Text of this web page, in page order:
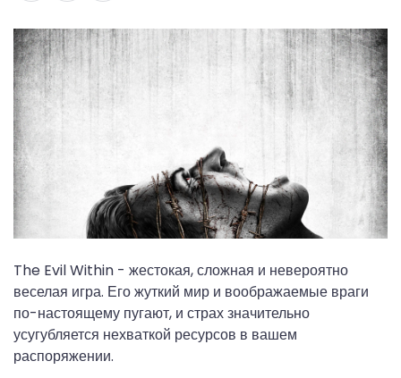
Roblox
The Evil Within - жестокая, сложная и невероятно
веселая игра. Его жуткий мир и воображаемые враги
по-настоящему пугают, и страх значительно
усугубляется нехваткой ресурсов в вашем
распоряжении.